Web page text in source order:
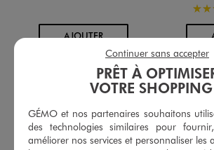
AJOUTERAU PANIER
4.6/5
Bon
Avis
PRÊT À
VOTRE
GÉMO et nos partenaires souhaitons
des technologies similaires pour
améliorer nos services et personnaliser les
Continuer sans accepter